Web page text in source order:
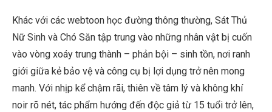
Khác với các webtoon học đường thông thường, Sát Thủ
Nữ Sinh và Chó Săn tập trung vào những nhân vật bị cuốn
vào vòng xoáy trung thành – phản bội – sinh tồn, nơi ranh
giới giữa kẻ bảo vệ và công cụ bị lợi dụng trở nên mong
manh. Với nhịp kể chậm rãi, thiên về tâm lý và không khí
noir rõ nét, tác phẩm hướng đến độc giả từ 15 tuổi trở lên,